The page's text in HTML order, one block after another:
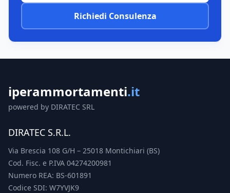
Richiedi Consulenza
iperammortamenti.it
powered by DIRATEC SRL
DIRATEC S.R.L.
Via Brescia 108 G/H – 25018 Montichiari (BS)
Cod. Fisc. e P.IVA 04274200981
Numero REA: BS-601891
Codice SDI: W7YVJK9